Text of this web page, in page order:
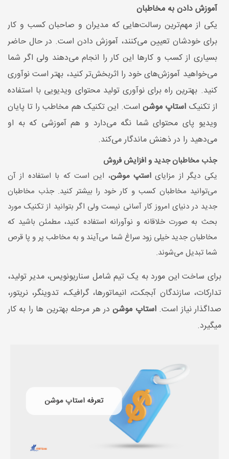
آموزش دادن به مخاطبان
یکی از مهم‌ترین رسالت‌هایی که مدیران و صاحبان کسب و کار
برای خودشان تعیین می‌کنند، آموزش دادن است. در حال حاضر
بسیاری از کسب و کارها این کار را انجام می‌دهند ولی اگر شما
می‌خواهید آموزش‌های خود را اثربخش‌تر کنید، بهتر است نوآوری
کنید. بهترین راه برای نوآوری تولید محتوای ویدیویی با استفاده
از تکنیک استاپ موشناست. این تکنیک هم مخاطب را تا پایان
ویدیو پای محتوای شما نگه می‌دارد و هم آموزشی که به او
می‌دهید را در ذهنش ماندگار می‌کند.
جذب مخاطبان جدید و افزایش فروش
یکی دیگر از مزایای استپ موشن، این است که با استفاده از آن
می‌توانید مخاطبان کسب و کار خود را بیشتر کنید. جذب مخاطبان
جدید در دنیای امروز کار آسانی نیست ولی اگر بتوانید از تکنیک مورد
بحث به صورت خلاقانه و نوآورانه استفاده کنید، مطمئن باشید که
مخاطبان جدید خیلی زود سراغ شما می‌آیند و به مخاطب پر و پا قرص
شما تبدیل می‌شوند.
برای ساخت این مورد به یک تیم شامل سناریونویس، مدیر تولید،
تدارکات، سازندگان آبجکت، انیماتورها، گرافیک، تدوینگر، نریتور،
صداگذار نیاز است.استاپ موشندر هر مرحله بهترین ها را به کار
میگیرد.